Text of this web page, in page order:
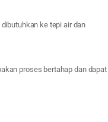
ke tepi air dan
proses bertahap dan dapat